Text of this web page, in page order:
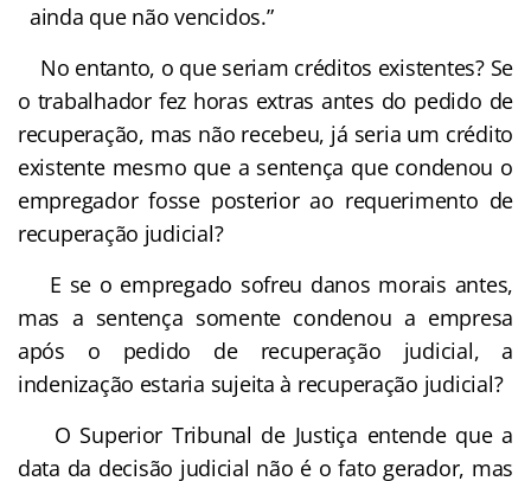
ainda que não vencidos.”
No entanto, o que seriam créditos existentes? Se
o trabalhador fez horas extras antes do pedido de
recuperação, mas não recebeu, já seria um crédito
existente mesmo que a sentença que condenou o
empregador fosse posterior ao requerimento de
recuperação judicial?
E se o empregado sofreu danos morais antes,
mas a sentença somente condenou a empresa
após o pedido de recuperação judicial, a
indenização estaria sujeita à recuperação judicial?
O Superior Tribunal de Justiça entende que a
data da decisão judicial não é o fato gerador, mas